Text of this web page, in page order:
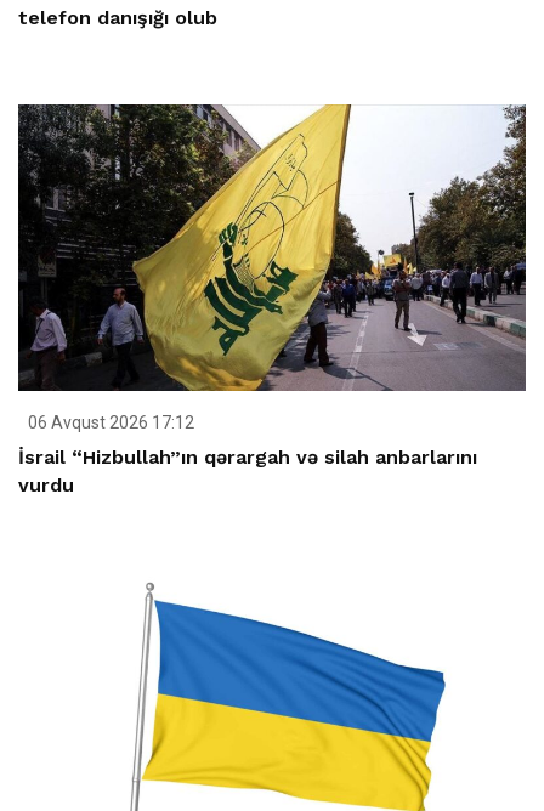
telefon danışığı olub
06 Avqust 2026 17:12
İsrail “Hizbullah”ın qərargah və silah anbarlarını
vurdu